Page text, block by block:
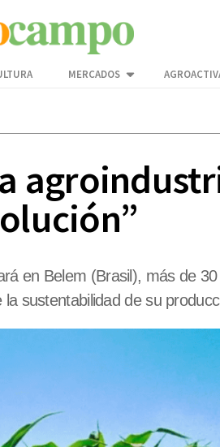
MERCADOS
en Belem (Brasil), más de
sustentabilidad de su